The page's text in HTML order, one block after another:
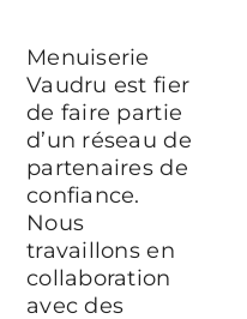
Menuiserie
Vaudru est fier
de faire partie
d’un réseau de
partenaires de
confiance.
Nous
travaillons en
collaboration
avec des